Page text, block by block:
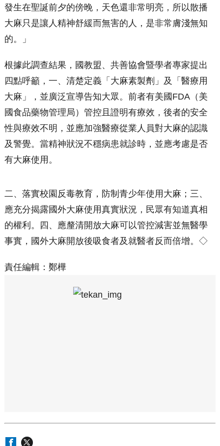
發生在聖誕前夕的傍晚，天色還非常明亮，所以散播
大麻只是讓人精神舒緩而無害的人，是非常膚淺無知
的。」
根據此調查結果，國教盟、共善協會暨學者專家提出
四點呼籲，一、清楚定義「大麻素製劑」及「醫療用
大麻」，並廣泛宣導告知大眾。前者有美國FDA（美
國食品藥物管理局）管控且證明有療效，後者的安全
性與療效不明，並應加強醫療從業人員對大麻的認識
及警覺。當精神狀況不穩病患就診時，並應考慮是否
有大麻使用。
二、落實校園反毒教育，防制青少年使用大麻；三、
應充分揭露國外大麻使用真實狀況，民眾有知道真相
的權利。四、應釐清開放大麻可以管控減害並無醫學
事實，國外大麻開放後吸食者及就醫者反而倍增。◇
責任編輯：鄭樺